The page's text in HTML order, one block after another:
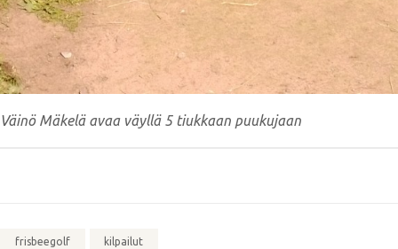
Väinö Mäkelä avaa väyllä 5 tiukkaan puukujaan
frisbeegolf kilpailut